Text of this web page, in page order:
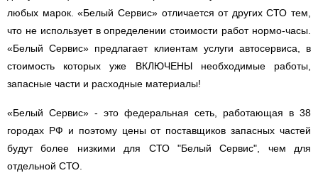
любых марок. «Белый Сервис» отличается от других СТО тем,
что не использует в определении стоимости работ нормо-часы.
«Белый Сервис» предлагает клиентам услуги автосервиса, в
стоимость которых уже ВКЛЮЧЕНЫ необходимые работы,
запасные части и расходные материалы!
«Белый Сервис» - это федеральная сеть, работающая в 38
городах РФ и поэтому цены от поставщиков запасных частей
будут более низкими для СТО "Белый Сервис", чем для
отдельной СТО.